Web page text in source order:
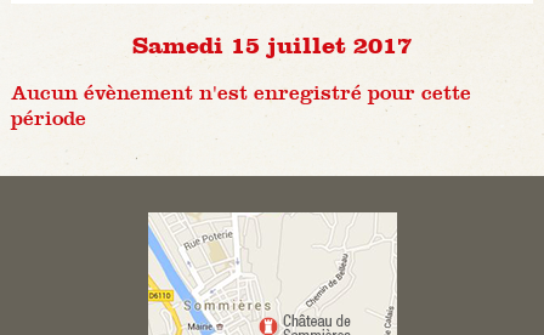
Samedi 15 juillet 2017
Aucun évènement n'est enregistré pour cette
période